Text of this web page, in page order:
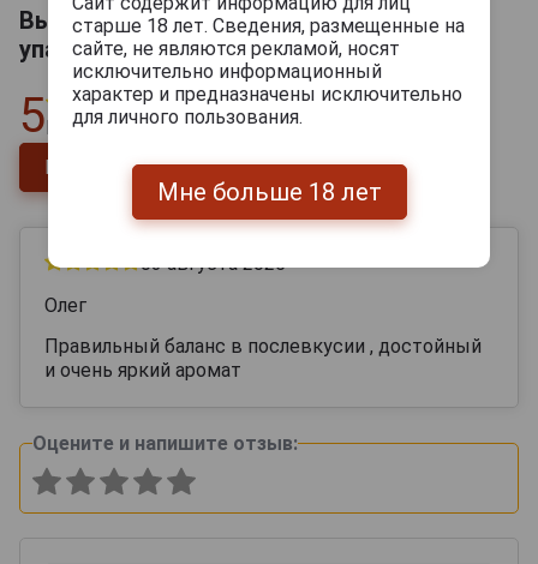
Вьей Пеи д Ож АОС 0.7л в подарочной
упаковке
5 Всего1отзыв
Напишите отзыв
03 августа 2025
Олег
Правильный баланс в послевкусии , достойный
и очень яркий аромат
Оцените и напишите отзыв:
старше 18 лет. Сведения, размещенные на
сайте, не являются рекламой, носят
исключительно информационный
характер и предназначены исключительно
для личного пользования.
Мне больше 18 лет